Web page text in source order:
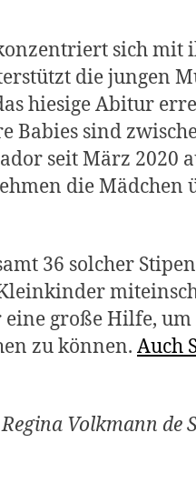
sich
die jungen
hiesige Abitur
Babies sind
seit März 2020
die Mädchen
36 solcher
große Hilfe,
zu können. Auch
Volkmann de